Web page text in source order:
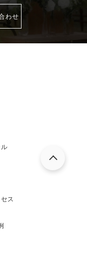
わせ
ス